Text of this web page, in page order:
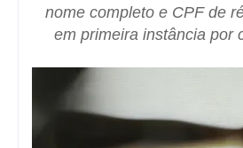
nome completo e CPF de
em primeira instância por